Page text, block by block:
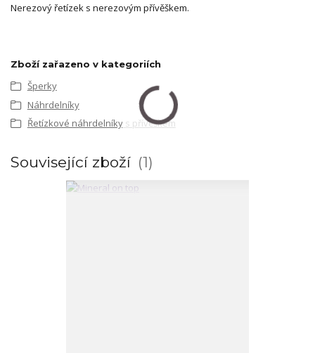
Nerezový řetízek s nerezovým přívěškem.
Zboží zařazeno v kategoriích
Šperky
Náhrdelníky
Řetízkové náhrdelníky s přívěškem
Související zboží 1